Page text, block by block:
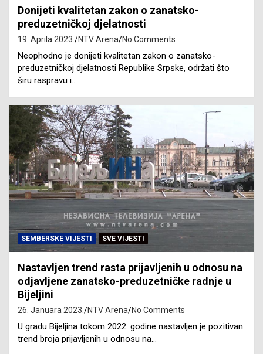
Donijeti kvalitetan zakon o zanatsko-
preduzetničkoj djelatnosti
19. Aprila 2023. NTV Arena No Comments
Neophodno je donijeti kvalitetan zakon o zanatsko-
preduzetničkoj djelatnosti Republike Srpske, održati što
širu raspravu i…
SEMBERSKE VIJESTI SVE VIJESTI
Nastavljen trend rasta prijavljenih u odnosu na
odjavljene zanatsko-preduzetničke radnje u
Bijeljini
26. Januara 2023. NTV Arena No Comments
U gradu Bijeljina tokom 2022. godine nastavljen je pozitivan
trend broja prijavljenih u odnosu na…